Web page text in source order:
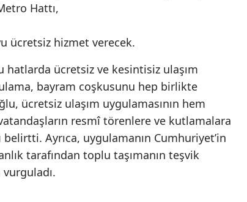
Hattı,
ücretsiz hizmet verecek.
hatlarda ücretsiz ve kesintisiz ulaşım
bayram coşkusunu hep birlikte
ücretsiz ulaşım uygulamasının hem
resmî törenlere ve kutlamalara
belirtti. Ayrıca, uygulamanın Cumhuriyet’in
tarafından toplu taşımanın teşvik